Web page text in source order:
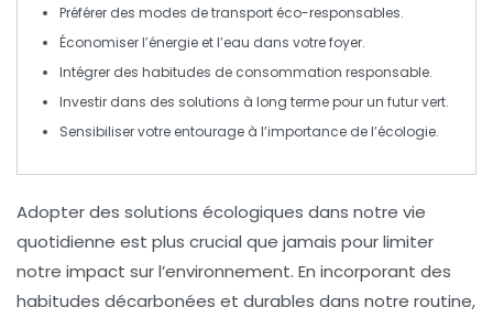
Préférer des modes detransport éco-responsables.
Économiser l’énergie et l’eau dans votre foyer.
Intégrer des habitudes de consommation responsable.
Investir dans des solutions à long termepour un futur vert.
Sensibiliser votre entourage à l’importance de l’écologie.
Adopter des solutions écologiques dans notre vie
quotidienne est plus crucial que jamais pour limiter
notre impact sur l’environnement. En incorporant des
habitudes décarbonées et durables dans notre routine,